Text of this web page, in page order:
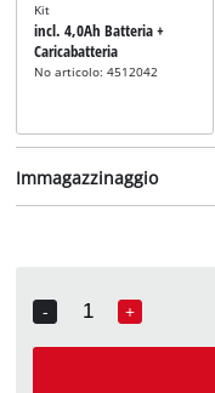
Kit
incl. 4,0Ah Batteria +
Caricabatteria
No articolo: 4512042
Immagazzinaggio
-
Quantity
+